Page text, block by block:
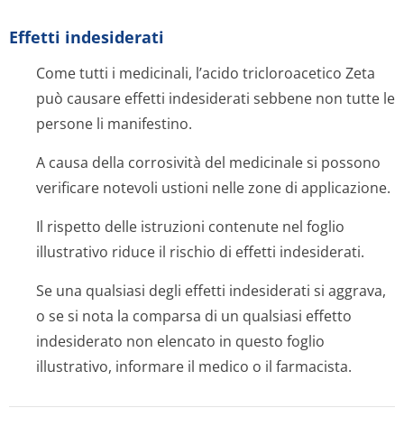
Effetti indesiderati
Come tutti i medicinali, l’acido tricloroacetico Zeta
può causare effetti indesiderati sebbene non tutte le
persone li manifestino.
A causa della corrosività del medicinale si possono
verificare notevoli ustioni nelle zone di applicazione.
Il rispetto delle istruzioni contenute nel foglio
illustrativo riduce il rischio di effetti indesiderati.
Se una qualsiasi degli effetti indesiderati si aggrava,
o se si nota la comparsa di un qualsiasi effetto
indesiderato non elencato in questo foglio
illustrativo, informare il medico o il farmacista.